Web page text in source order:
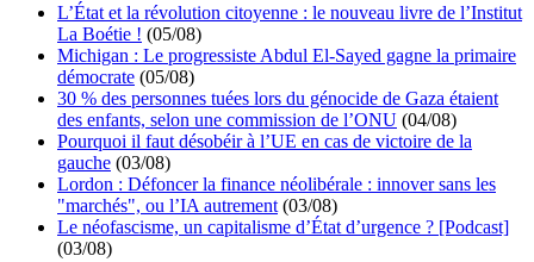
L’État et la révolution citoyenne : le nouveau livre de l’Institut
La Boétie ! (05/08)
Michigan : Le progressiste Abdul El-Sayed gagne la primaire
démocrate (05/08)
30 % des personnes tuées lors du génocide de Gaza étaient
des enfants, selon une commission de l’ONU (04/08)
Pourquoi il faut désobéir à l’UE en cas de victoire de la
gauche (03/08)
Lordon : Défoncer la finance néolibérale : innover sans les
"marchés", ou l’IA autrement (03/08)
Le néofascisme, un capitalisme d’État d’urgence ? [Podcast]
(03/08)